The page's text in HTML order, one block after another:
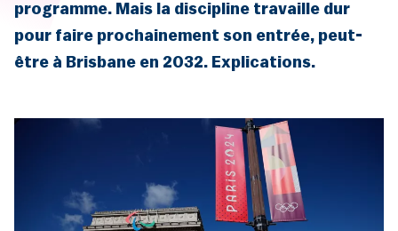
programme. Mais la discipline travaille dur
pour faire prochainement son entrée, peut-
être à Brisbane en 2032. Explications.